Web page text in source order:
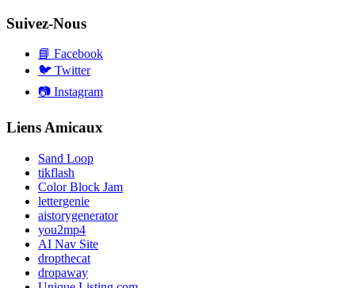
Suivez-Nous
📘 Facebook
🐦 Twitter
📷 Instagram
Liens Amicaux
Sand Loop
tikflash
Color Block Jam
lettergenie
aistorygenerator
you2mp4
AI Nav Site
dropthecat
dropaway